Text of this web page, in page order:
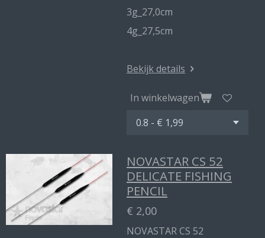
3g_27,0cm
4g_27,5cm
Bekijk details
In winkelwagen
NOVASTAR CS 52
DELICATE FISHING
PENCIL
€ 2,00
NOVASTAR CS 52